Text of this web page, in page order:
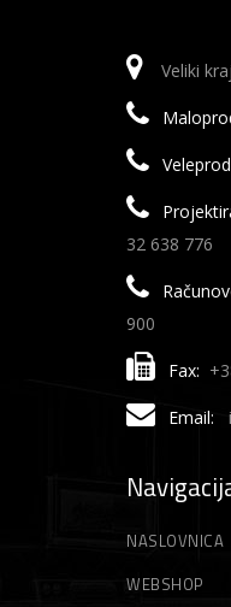
Veliki
32 638 776
900
Fax:
Email:
NASLOVNICA
WEBSHOP